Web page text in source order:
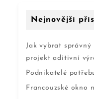
Nejnovější
Jak vybrat
projekt aditivní
Podnikatelé
Francouzské okno